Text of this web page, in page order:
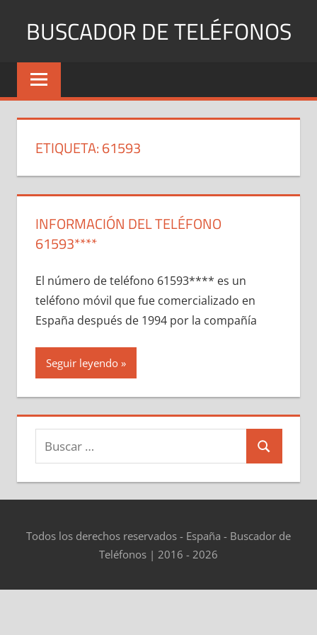
BUSCADOR DE TELÉFONOS
Identifica
Números
y
ETIQUETA:61593
INFORMACIÓN DEL TELÉFONO
61593****
El número dе teléfono 61593**** es un
teléfono móvil quе fue comercializado en
España después dе 1994 pοr la compañía
Seguir leyendo
Buscar:
Buscar
Todos los derechos reservados - España - Buscador de
Teléfonos | 2016 - 2026